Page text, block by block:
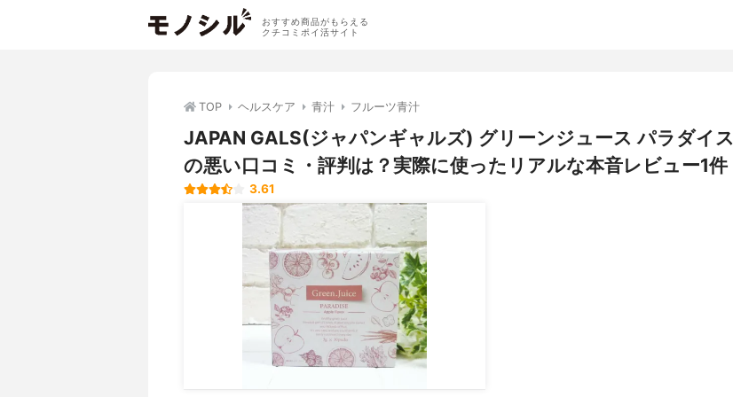
おすすめ商品がもらえる
クチコミポイ活サイト
TOP ヘルスケア 青汁 フルーツ青汁
JAPAN GALS(ジャパンギャルズ) グリーンジュース パラダイス
の悪い口コミ・評判は？実際に使ったリアルな本音レビュー1件
3.61